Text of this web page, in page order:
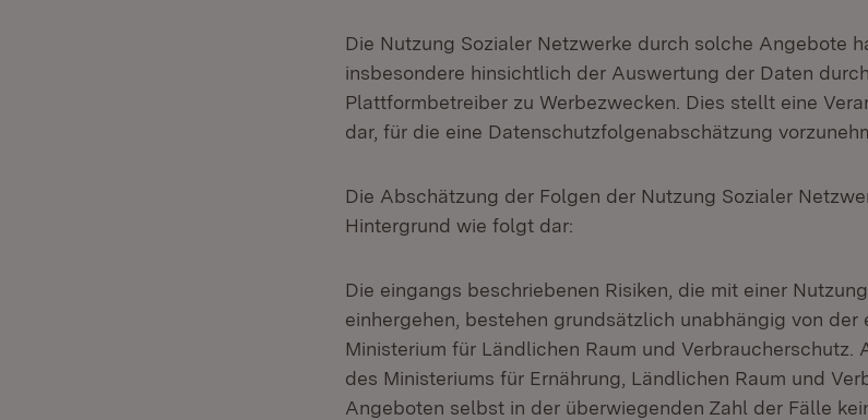
Die Nutzung Sozialer Netzwerke durch solche Angebote
insbesondere hinsichtlich der Auswertung der Daten
Plattformbetreiber zu Werbezwecken. Dies stellt eine
dar, für die eine Datenschutzfolgenabschätzung
Die Abschätzung der Folgen der Nutzung Sozialer
Hintergrund wie folgt dar:
Die eingangs beschriebenen Risiken, die mit einer
einhergehen, bestehen grundsätzlich unabhängig von
Ministerium für Ländlichen Raum und Verbraucherschutz.
des Ministeriums für Ernährung, Ländlichen Raum und
Angeboten selbst in der überwiegenden Zahl der Fälle